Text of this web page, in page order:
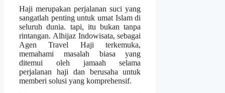
Haji merupakan perjalanan suci yang
sangatlah penting untuk umat Islam di
seluruh dunia. tapi, itu bukan tanpa
rintangan. Alhijaz Indowisata, sebagai
Agen Travel Haji terkemuka,
memahami masalah biasa yang
ditemui oleh jamaah selama
perjalanan haji dan berusaha untuk
memberi solusi yang komprehensif.